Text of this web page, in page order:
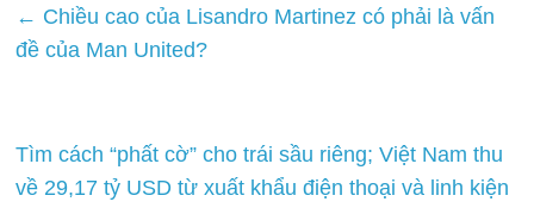
← Chiều cao của Lisandro Martinez có phải là vấn
đề của Man United?
Tìm cách “phất cờ” cho trái sầu riêng; Việt Nam thu
về 29,17 tỷ USD từ xuất khẩu điện thoại và linh kiện